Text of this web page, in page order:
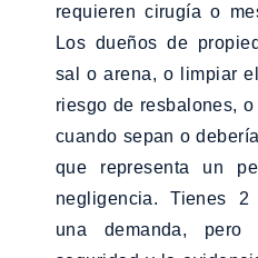
requieren cirugía o
Los dueños de
sal o arena, o limpiar
riesgo de resbalones,
cuando sepan o
que representa un
negligencia. Tienes
una demanda, pero